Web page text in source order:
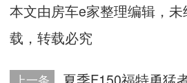
本文由房车e家整理编辑，
载，转载必究
上一条